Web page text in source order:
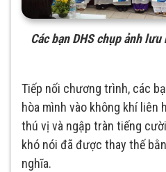
Các bạn DHS chụp ảnh
Tiếp nối chương trình, các
hòa mình vào không khí liên
thú vị và ngập tràn tiếng
khó nói đã được thay thế
nghĩa.